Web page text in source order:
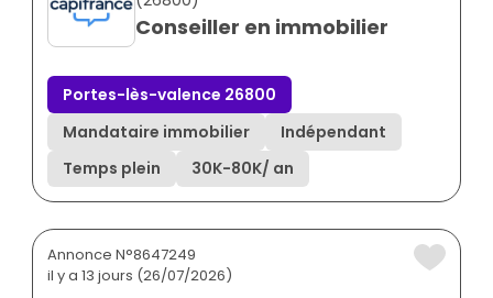
Conseiller en immobilier
Portes-lès-valence 26800
Mandataire immobilier
Indépendant
Temps plein
30K-80K/ an
Annonce N°8647249
il y a 13 jours (26/07/2026)